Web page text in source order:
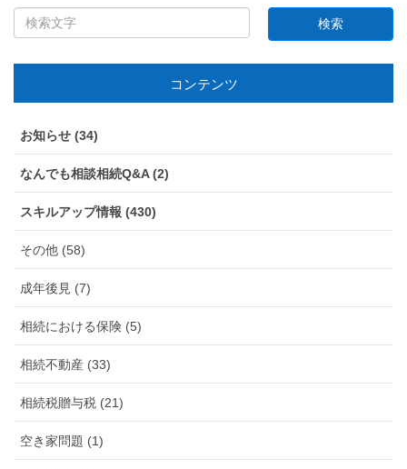
コンテンツ
お知らせ (34)
なんでも相談相続Q&A (2)
スキルアップ情報 (430)
その他 (58)
成年後見 (7)
相続における保険 (5)
相続不動産 (33)
相続税贈与税 (21)
空き家問題 (1)